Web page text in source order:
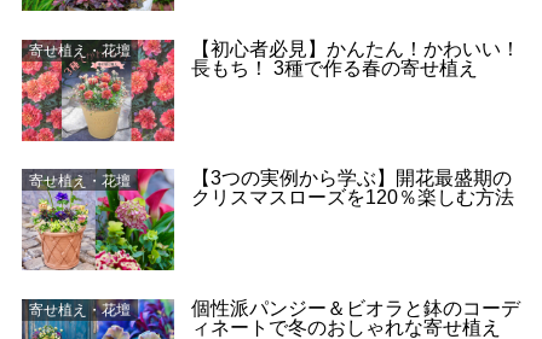
寄せ植え・花壇
【初心者必見】かんたん！かわいい！
長もち！ 3種で作る春の寄せ植え
寄せ植え・花壇
【3つの実例から学ぶ】開花最盛期の
クリスマスローズを120％楽しむ方法
寄せ植え・花壇
個性派パンジー＆ビオラと鉢のコーデ
ィネートで冬のおしゃれな寄せ植え